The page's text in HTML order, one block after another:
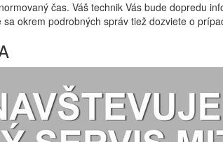
čas. Váš technik Vás bude dopredu
okrem podrobných správ tiež dozviete o